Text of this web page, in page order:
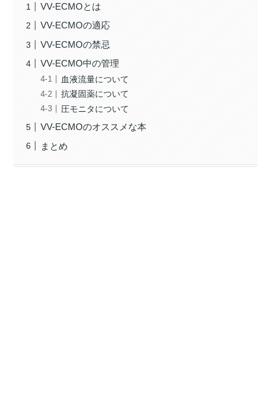
VV-ECMOとは
VV-ECMOの適応
VV-ECMOの禁忌
VV-ECMO中の管理
血液流量について
抗凝固薬について
圧モニタについて
VV-ECMOのオススメな本
まとめ